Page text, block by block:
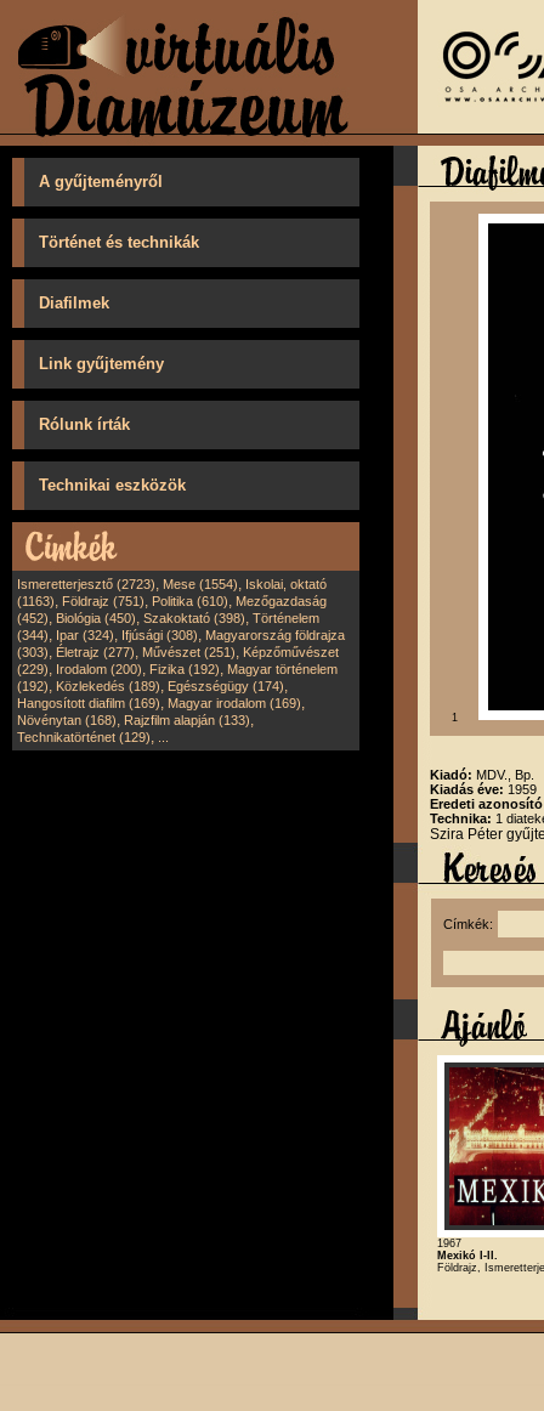
A gyűjteményről
Történet és technikák
Diafilmek
Link gyűjtemény
Rólunk írták
Technikai eszközök
Ismeretterjesztő (2723), Mese (1554), Iskolai, oktató
(1163), Földrajz (751), Politika (610), Mezőgazdaság
(452), Biológia (450), Szakoktató (398), Történelem
(344), Ipar (324), Ifjúsági (308), Magyarország földrajza
(303), Életrajz (277), Művészet (251), Képzőművészet
(229), Irodalom (200), Fizika (192), Magyar történelem
(192), Közlekedés (189), Egészségügy (174),
Hangosított diafilm (169), Magyar irodalom (169),
Növénytan (168), Rajzfilm alapján (133),
Technikatörténet (129),
1
Kiadó: MDV., Bp.
Kiadás éve: 1959
Eredeti
Technika: 1
Szira Péter
Címkék:
1967
Mexikó I-II.
Földrajz,